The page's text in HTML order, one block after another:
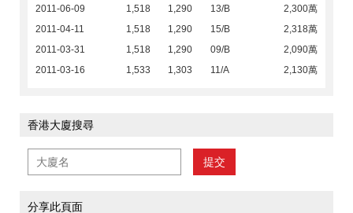
2011-06-09
1,518 1,290 13/B
2,300萬
2011-04-11
1,518 1,290 15/B
2,318萬
2011-03-31
1,518 1,290 09/B
2,090萬
2011-03-16
1,533 1,303 11/A 2,130萬
香港大廈搜尋
提交
分享此頁面